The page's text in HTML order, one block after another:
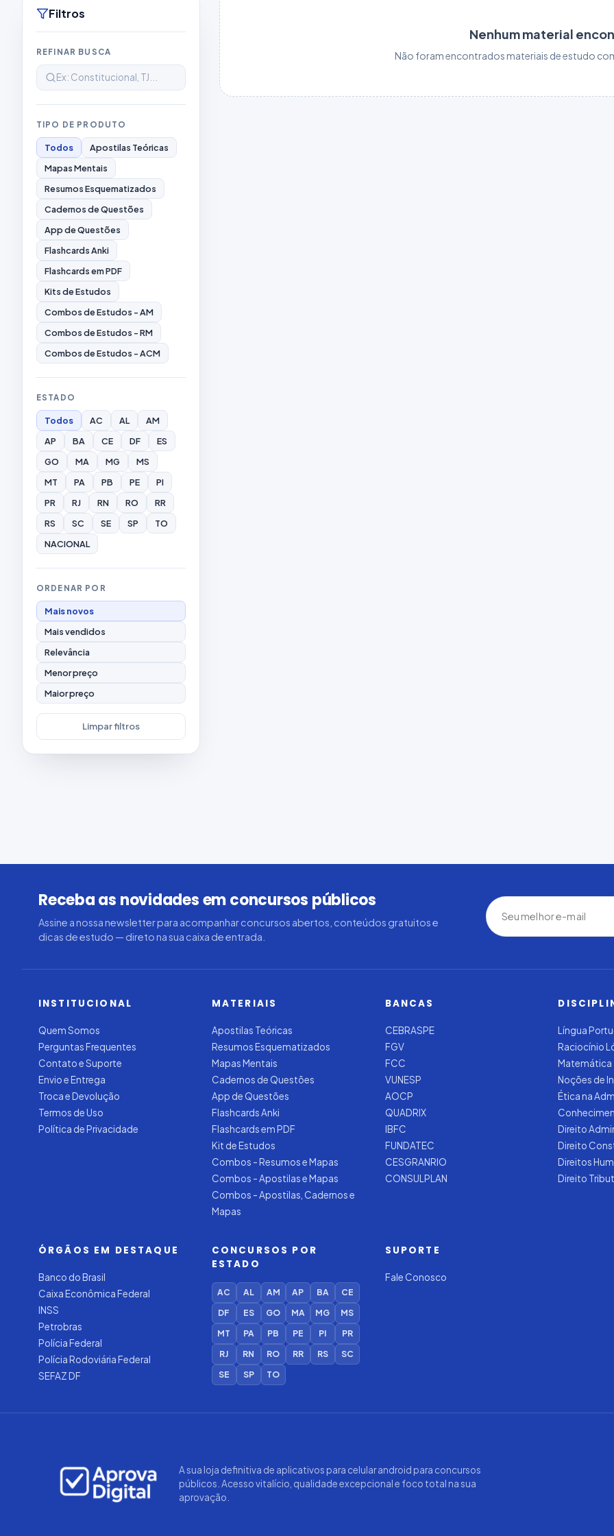
Filtros
REFINAR BUSCA
TIPO DE PRODUTO
Todos
Apostilas Teóricas
Mapas Mentais
Resumos Esquematizados
Cadernos de Questões
App de Questões
Flashcards Anki
Flashcards em PDF
Kits de Estudos
Combos de Estudos - AM
Combos de Estudos - RM
Combos de Estudos - ACM
ESTADO
Todos AC AL
AM
AP
BA CE DF
ES
GO
MA MG
MS
MT
PA PB PE
PI
PR
RJ RN RO
RR
RS
SC SE SP
TO
NACIONAL
ORDENAR POR
Mais novos
Mais vendidos
Relevância
Menor preço
Maior preço
Limpar filtros
Nenhum material
Não foram encontrados materiais de estudo
Receba as novidades em concursos públicos
Assine a nossa newsletter para acompanhar concursos abertos, conteúdos gratuitos e
dicas de estudo — direto na sua caixa de entrada.
INSTITUCIONAL
Quem Somos
Perguntas Frequentes
Contato e Suporte
Envio e Entrega
Troca e Devolução
Termos de Uso
Política de Privacidade
MATERIAIS
Apostilas Teóricas
Resumos Esquematizados
Mapas Mentais
Cadernos de Questões
App de Questões
Flashcards Anki
Flashcards em PDF
Kit de Estudos
Combos - Resumos e Mapas
Combos - Apostilas e Mapas
Combos - Apostilas, Cadernos e
Mapas
BANCAS
CEBRASPE
FGV
FCC
VUNESP
AOCP
QUADRIX
IBFC
FUNDATEC
CESGRANRIO
CONSULPLAN
Língua
Raciocínio
Matemática
Noções de
Ética na
Direito
Direito
Direitos
Direito
ÓRGÃOS EM DESTAQUE
Banco do Brasil
Caixa Econômica Federal
INSS
Petrobras
Polícia Federal
Polícia Rodoviária Federal
SEFAZ DF
CONCURSOS POR
ESTADO
AC AL AM AP BA
CE
DF
ES GO MA MG
MS
MT
PA PB PE PI
PR
RJ
RN RO RR RS
SC
SE
SP TO
SUPORTE
Fale Conosco
A sua loja definitiva de aplicativos para celular android para concursos
públicos. Acesso vitalício, qualidade excepcional e foco total na sua
aprovação.